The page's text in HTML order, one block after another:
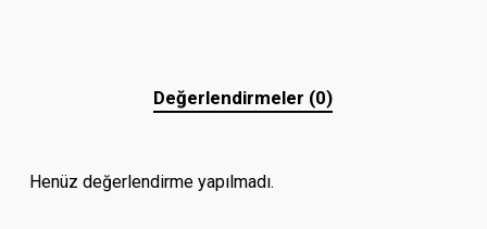
Değerlendirmeler (0)
Henüz değerlendirme yapılmadı.